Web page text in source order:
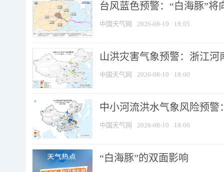
台风蓝色预警：“白海豚”
中国天气网 2026-08-10 18:05
山洪灾害气象预警：浙江
中国天气网 2026-08-10 18:00
中小河流洪水气象风险预
中国天气网 2026-08-10 18:00
​“白海豚”的双面影响